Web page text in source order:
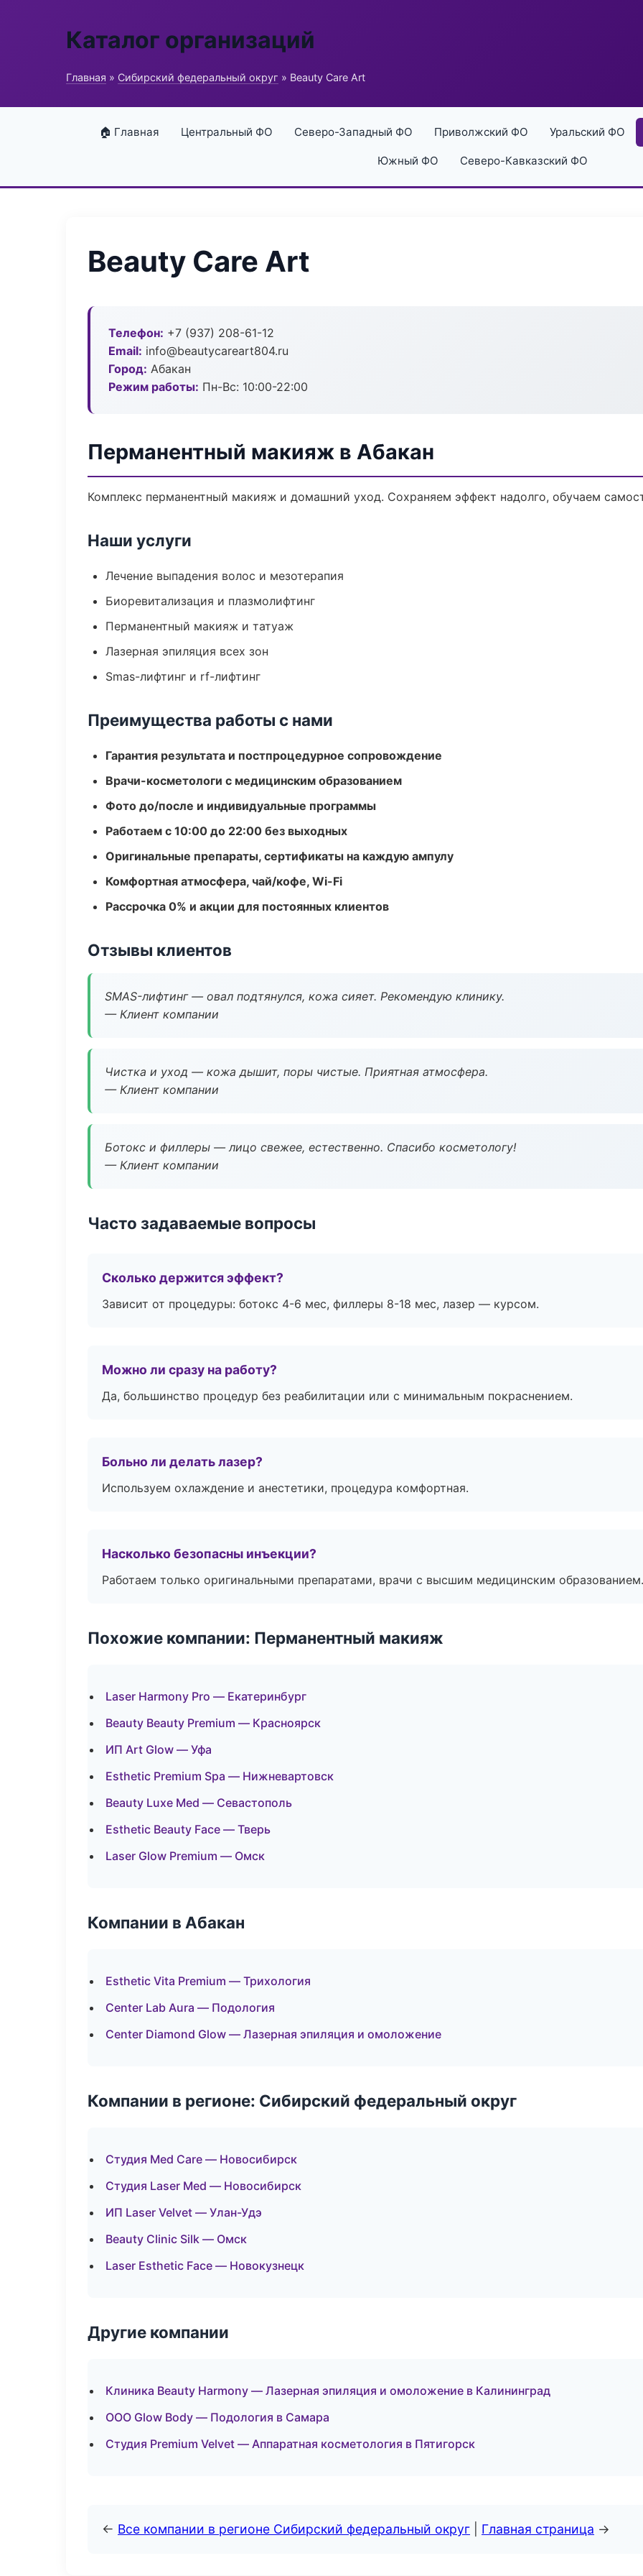
Каталог организаций
Главная » Сибирский федеральный округ » Beauty Care Art
🏠 Главная Центральный ФО Северо-Западный ФО Приволжский ФО Уральский ФО
Южный ФО Северо-Кавказский ФО
Beauty Care Art
Телефон: +7 (937) 208-61-12
Email: info@beautycareart804.ru
Город: Абакан
Режим работы: Пн-Вс: 10:00-22:00
Перманентный макияж в Абакан
Комплекс перманентный макияж и домашний уход. Сохраняем эффект надолго, обучаем
Наши услуги
Лечение выпадения волос и мезотерапия
Биоревитализация и плазмолифтинг
Перманентный макияж и татуаж
Лазерная эпиляция всех зон
Smas-лифтинг и rf-лифтинг
Преимущества работы с нами
Гарантия результата и постпроцедурное сопровождение
Врачи-косметологи с медицинским образованием
Фото до/после и индивидуальные программы
Работаем с 10:00 до 22:00 без выходных
Оригинальные препараты, сертификаты на каждую ампулу
Комфортная атмосфера, чай/кофе, Wi-Fi
Рассрочка 0% и акции для постоянных клиентов
Отзывы клиентов
SMAS-лифтинг — овал подтянулся, кожа сияет. Рекомендую клинику.
— Клиент компании
Чистка и уход — кожа дышит, поры чистые. Приятная атмосфера.
— Клиент компании
Ботокс и филлеры — лицо свежее, естественно. Спасибо косметологу!
— Клиент компании
Часто задаваемые вопросы
Сколько держится эффект?
Зависит от процедуры: ботокс 4-6 мес, филлеры 8-18 мес, лазер — курсом.
Можно ли сразу на работу?
Да, большинство процедур без реабилитации или с минимальным покраснением.
Больно ли делать лазер?
Используем охлаждение и анестетики, процедура комфортная.
Насколько безопасны инъекции?
Работаем только оригинальными препаратами, врачи с высшим медицинским образованием.
Похожие компании: Перманентный макияж
Laser Harmony Pro — Екатеринбург
Beauty Beauty Premium — Красноярск
ИП Art Glow — Уфа
Esthetic Premium Spa — Нижневартовск
Beauty Luxe Med — Севастополь
Esthetic Beauty Face — Тверь
Laser Glow Premium — Омск
Компании в Абакан
Esthetic Vita Premium — Трихология
Center Lab Aura — Подология
Center Diamond Glow — Лазерная эпиляция и омоложение
Компании в регионе: Сибирский федеральный округ
Студия Med Care — Новосибирск
Студия Laser Med — Новосибирск
ИП Laser Velvet — Улан-Удэ
Beauty Clinic Silk — Омск
Laser Esthetic Face — Новокузнецк
Другие компании
Клиника Beauty Harmony — Лазерная эпиляция и омоложение в Калининград
ООО Glow Body — Подология в Самара
Студия Premium Velvet — Аппаратная косметология в Пятигорск
← Все компании в регионе Сибирский федеральный округ Главная страница →